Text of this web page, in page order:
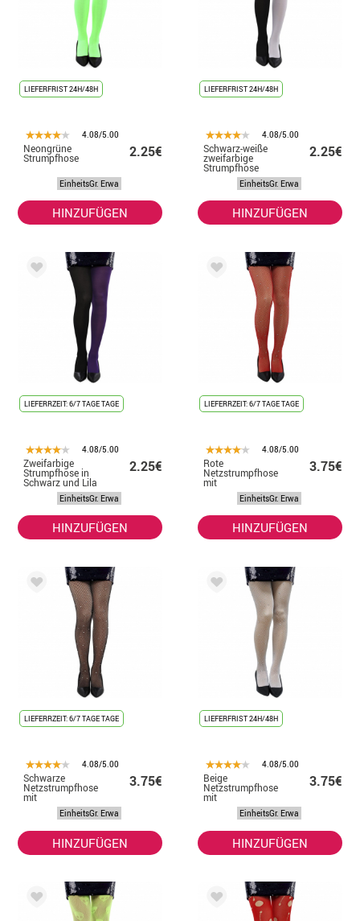
LIEFERFRIST 24H/48H
4.08/5.00
Neongrüne
Strumpfhose 2.25€
EinheitsGr. Erwa
HINZUFÜGEN
LIEFERFRIST 24H/48H
4.08/5.00
Schwarz-weiße
zweifarbige
Strumpfhose
2.25€
EinheitsGr. Erwa
HINZUFÜGEN
LIEFERRZEIT: 6/7 TAGE TAGE
4.08/5.00
Zweifarbige
Strumpfhose in
Schwarz und Lila
2.25€
EinheitsGr. Erwa
HINZUFÜGEN
LIEFERRZEIT: 6/7 TAGE TAGE
4.08/5.00
Rote
Netzstrumpfhose
mit
Schmucksteinen
3.75€
EinheitsGr. Erwa
HINZUFÜGEN
LIEFERRZEIT: 6/7 TAGE TAGE
4.08/5.00
Schwarze
Netzstrumpfhose
mit
Schmucksteinen
3.75€
EinheitsGr. Erwa
HINZUFÜGEN
LIEFERFRIST 24H/48H
4.08/5.00
Beige
Netzstrumpfhose
mit
Schmucksteinen
3.75€
EinheitsGr. Erwa
HINZUFÜGEN